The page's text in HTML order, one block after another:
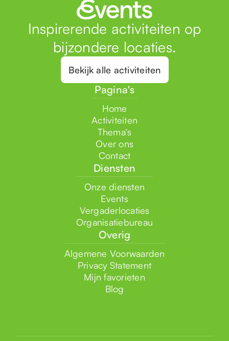
Inspirerende activiteiten op
bijzondere locaties.
Bekijk alle activiteiten
Pagina's
Home
Activiteiten
Thema's
Over ons
Contact
Diensten
Onze diensten
Events
Vergaderlocaties
Organisatiebureau
Overig
Algemene Voorwaarden
Privacy Statement
Mijn favorieten
Blog